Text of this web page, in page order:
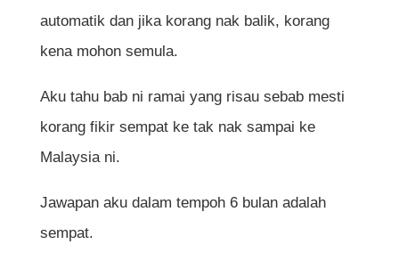
automatik dan jika korang nak balik, korang
kena mohon semula.
Aku tahu bab ni ramai yang risau sebab mesti
korang fikir sempat ke tak nak sampai ke
Malaysia ni.
Jawapan aku dalam tempoh 6 bulan adalah
sempat.